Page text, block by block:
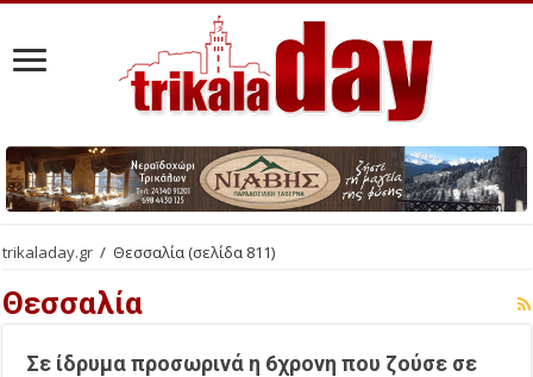
trikaladay.gr / Θεσσαλία(σελίδα 811)
Θεσσαλία
Σε ίδρυμα προσωρινά η 6χρονη που ζούσε σε